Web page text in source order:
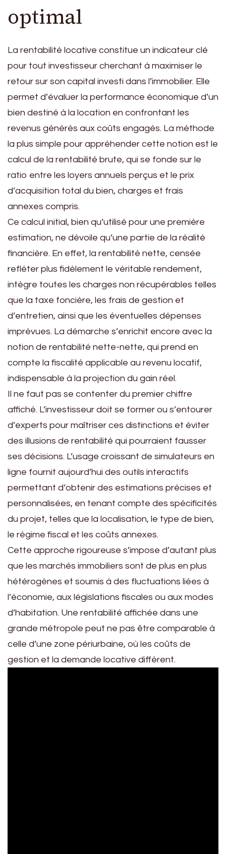
optimal
La rentabilité locative constitue un indicateur clé
pour tout investisseur cherchant à maximiser le
retour sur son capital investi dans l’immobilier. Elle
permet d’évaluer la performance économique d’un
bien destiné à la location en confrontant les
revenus générés aux coûts engagés. La méthode
la plus simple pour appréhender cette notion est le
calcul de la rentabilité brute, qui se fonde sur le
ratio entre les loyers annuels perçus et le prix
d’acquisition total du bien, charges et frais
annexes compris.
Ce calcul initial, bien qu’utilisé pour une première
estimation, ne dévoile qu’une partie de la réalité
financière. En effet, la rentabilité nette, censée
refléter plus fidèlement le véritable rendement,
intègre toutes les charges non récupérables telles
que la taxe foncière, les frais de gestion et
d’entretien, ainsi que les éventuelles dépenses
imprévues. La démarche s’enrichit encore avec la
notion de rentabilité nette-nette, qui prend en
compte la fiscalité applicable au revenu locatif,
indispensable à la projection du gain réel.
Il ne faut pas se contenter du premier chiffre
affiché. L’investisseur doit se former ou s’entourer
d’experts pour maîtriser ces distinctions et éviter
des illusions de rentabilité qui pourraient fausser
ses décisions. L’usage croissant de simulateurs en
ligne fournit aujourd’hui des outils interactifs
permettant d’obtenir des estimations précises et
personnalisées, en tenant compte des spécificités
du projet, telles que la localisation, le type de bien,
le régime fiscal et les coûts annexes.
Cette approche rigoureuse s’impose d’autant plus
que les marchés immobiliers sont de plus en plus
hétérogènes et soumis à des fluctuations liées à
l’économie, aux législations fiscales ou aux modes
d’habitation. Une rentabilité affichée dans une
grande métropole peut ne pas être comparable à
celle d’une zone périurbaine, où les coûts de
gestion et la demande locative diffèrent.